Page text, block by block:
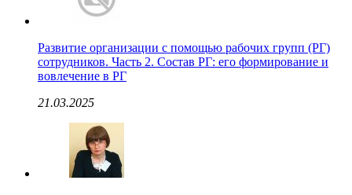
Развитие организации с помощью рабочих групп (РГ)
сотрудников. Часть 2. Состав РГ: его формирование и
вовлечение в РГ
21.03.2025